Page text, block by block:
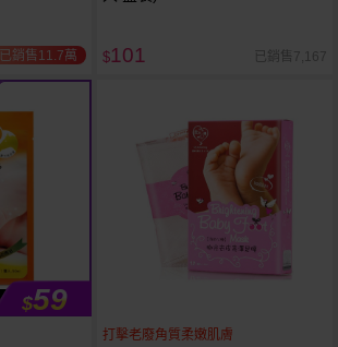
已銷售11.7萬 $101 已銷售7,167
$59
打擊老廢角質柔嫩肌膚